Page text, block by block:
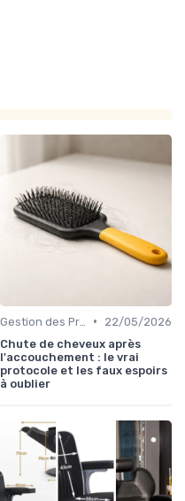
•
22/05/2026
Chute de cheveux après
l'accouchement : le vrai
protocole et les faux espoirs
à oublier